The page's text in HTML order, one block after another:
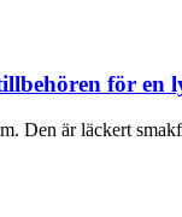
för en
Den är läckert